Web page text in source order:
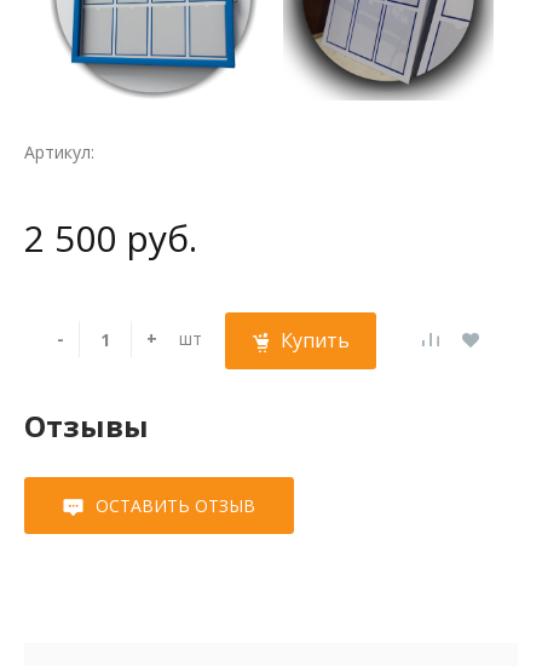
Артикул:
2 500 руб.
- + шт Купить
Отзывы
ОСТАВИТЬ ОТЗЫВ